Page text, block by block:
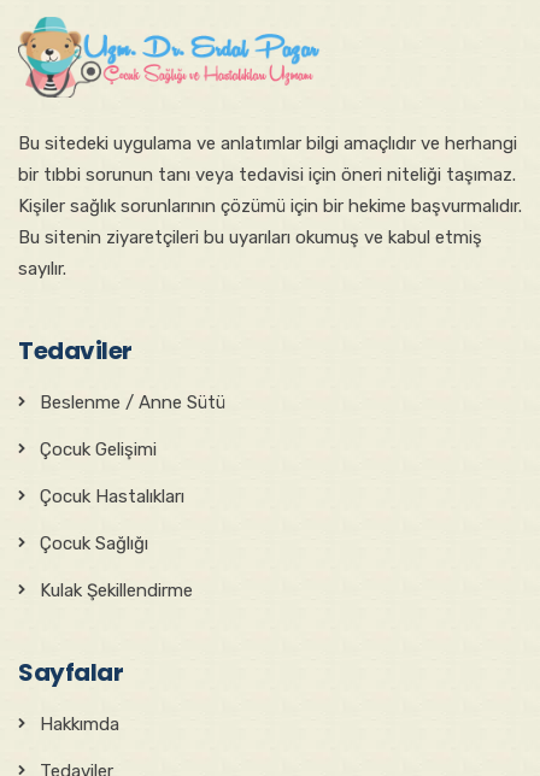
Bu sitede​ki​​ uygulama ve anlatımlar ​bilgi amaçlıdır ve herhangi
bir tıbbi sorunun tanı veya tedavisi için öneri niteliği taşımaz.
Kişiler sağlık sorunlarının çözümü için bir hekime başvurmalıdır.
Bu sitenin ziyaretçileri bu uyarıları okumuş ve kabul etmiş
sayılır.
Tedaviler
Beslenme / Anne Sütü
Çocuk Gelişimi
Çocuk Hastalıkları
Çocuk Sağlığı
Kulak Şekillendirme
Sayfalar
Hakkımda